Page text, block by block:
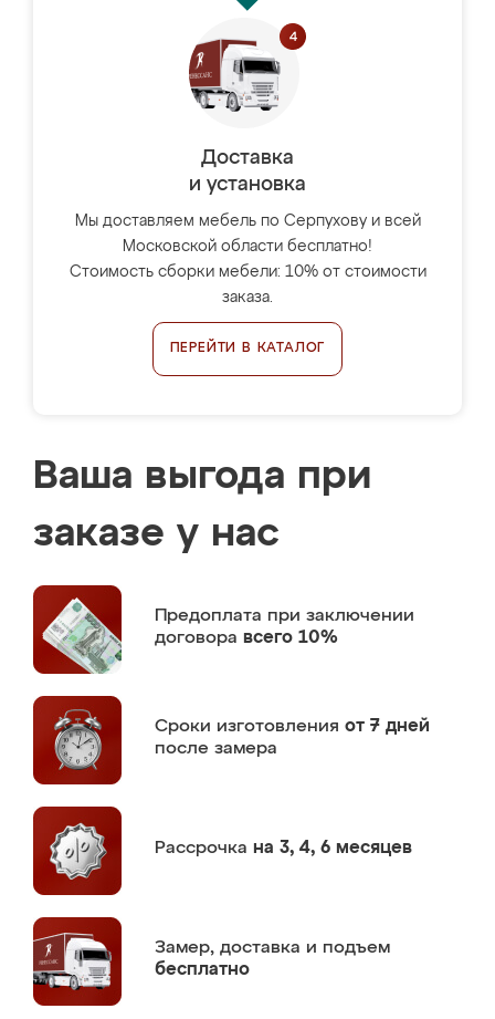
Доставка
и установка
Мы доставляем мебель по Серпухову и всей
Московской области бесплатно!
Стоимость сборки мебели: 10% от стоимости
заказа.
ПЕРЕЙТИ В КАТАЛОГ
Ваша выгода при
заказе у нас
Предоплата при заключении
договора всего 10%
Сроки изготовления от 7 дней
после замера
Рассрочка на 3, 4, 6 месяцев
Замер, доставка и подъем
бесплатно